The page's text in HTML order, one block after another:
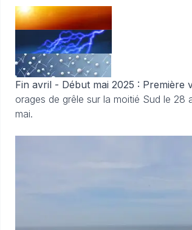
Fin avril - Début mai 2025 : Première
orages de grêle sur la moitié Sud le 28
mai.